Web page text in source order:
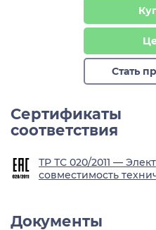
Стать
Сертификаты
соответствия
ТР ТС 020/2011 —
совместимость
Документы